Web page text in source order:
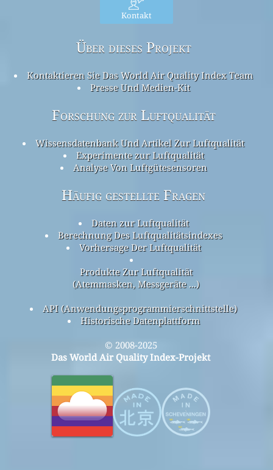
Kontakt
Über dieses Projekt
Kontaktieren Sie Das World Air Quality Index Team
Presse Und Medien-Kit
Forschung zur Luftqualität
Wissensdatenbank Und Artikel Zur Luftqualität
Experimente zur Luftqualität
Analyse Von Luftgütesensoren
Häufig gestellte Fragen
Daten zur Luftqualität
Berechnung Des Luftqualitätsindexes
Vorhersage Der Luftqualität
Produkte Zur Luftqualität
(Atemmasken, Messgeräte ...)
API (Anwendungsprogrammierschnittstelle)
Historische Datenplattform
© 2008-2025
Das World Air Quality Index-Projekt